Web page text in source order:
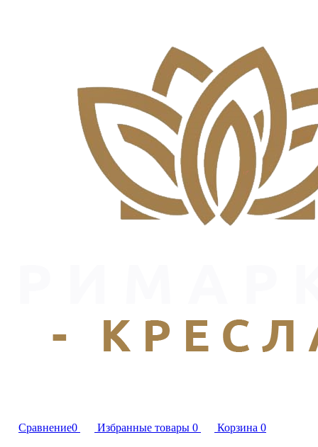
Сравнение0 Избранные товары 0 Корзина 0